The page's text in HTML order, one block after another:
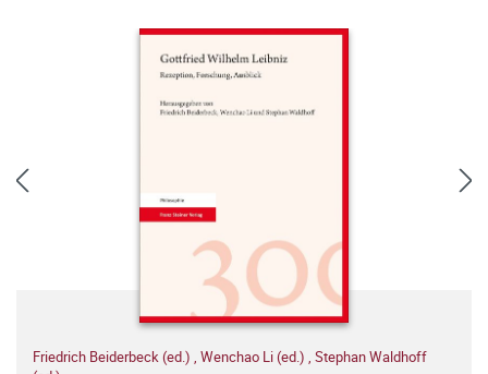
Friedrich Beiderbeck (ed.) , Wenchao Li (ed.) , Stephan Waldhoff